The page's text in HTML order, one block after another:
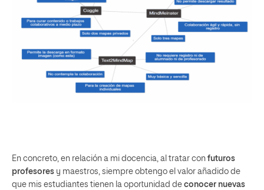
En concreto, en relación a mi docencia, al tratar con futuros
profesores y maestros, siempre obtengo el valor añadido de
que mis estudiantes tienen la oportunidad de conocer nuevas